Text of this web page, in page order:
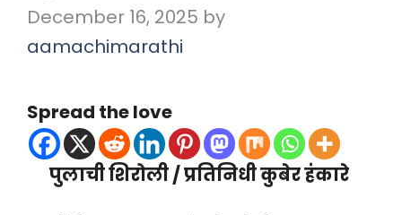
December 16, 2025 by
aamachimarathi
Spread the love
पुलाची शिरोली / प्रतिनिधी कुबेर हंकारे